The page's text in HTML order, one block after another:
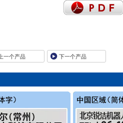
上一个产品 下一个产品